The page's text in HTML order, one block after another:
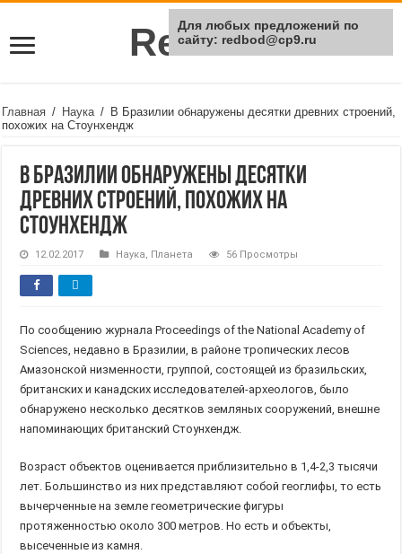
Rei Red
Главная / Наука / В Бразилии обнаружены десятки древних строений,
похожих на Стоунхендж
В Бразилии обнаружены десятки
древних строений, похожих на
Стоунхендж
12.02.2017 Наука, Планета 56 Просмотры
По сообщению журнала Proceedings of the National Academy of
Sciences, недавно в Бразилии, в районе тропических лесов
Амазонской низменности, группой, состоящей из бразильских,
британских и канадских исследователей-археологов, было
обнаружено несколько десятков земляных сооружений, внешне
напоминающих британский Стоунхендж.
Возраст объектов оценивается приблизительно в 1,4-2,3 тысячи
лет. Большинство из них представляют собой геоглифы, то есть
вычерченные на земле геометрические фигуры
протяженностью около 300 метров. Но есть и объекты,
высеченные из камня.
Для любых предложений по
сайту: redbod@cp9.ru